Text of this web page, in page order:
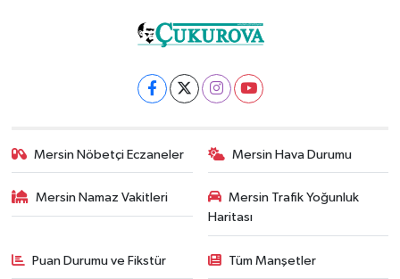
Mersin Nöbetçi Eczaneler Mersin Hava Durumu
Mersin Namaz Vakitleri
Mersin Trafik Yoğunluk
Haritası
Puan Durumu ve Fikstür Tüm Manşetler